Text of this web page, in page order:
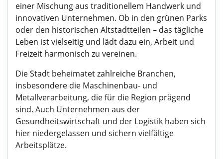
einer Mischung aus traditionellem Handwerk und
innovativen Unternehmen. Ob in den grünen Parks
oder den historischen Altstadtteilen – das tägliche
Leben ist vielseitig und lädt dazu ein, Arbeit und
Freizeit harmonisch zu vereinen.
Die Stadt beheimatet zahlreiche Branchen,
insbesondere die Maschinenbau- und
Metallverarbeitung, die für die Region prägend
sind. Auch Unternehmen aus der
Gesundheitswirtschaft und der Logistik haben sich
hier niedergelassen und sichern vielfältige
Arbeitsplätze.